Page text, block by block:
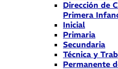
Dirección de
Primera
Inicial
Primaria
Secundaria
Técnica y
Permanente